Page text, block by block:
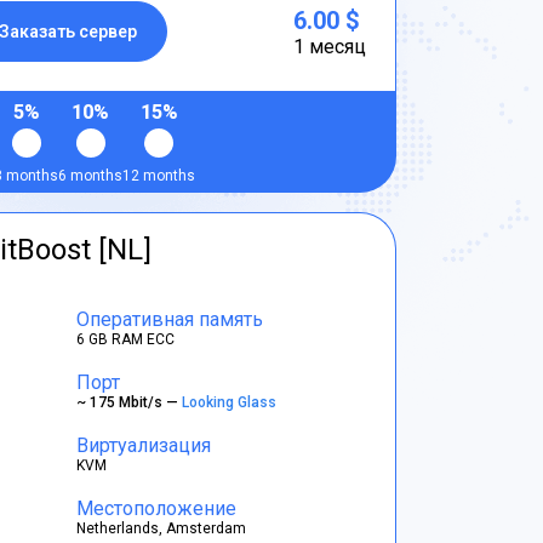
сервер 6.00 $
1 месяц
5%
months
10%
6 months
15%
12 months
[NL]
Оперативная память
6 GB RAM ECC
Порт
~ 175 Mbit/s —Looking Glass
Виртуализация
KVM
Местоположение
Netherlands, Amsterdam